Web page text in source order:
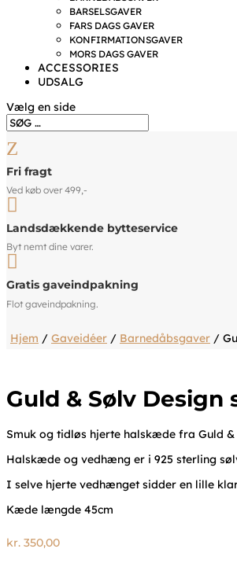
BARSELSGAVER
FARS DAGS GAVER
KONFIRMATIONSGAVER
MORS DAGS GAVER
ACCESSORIES
UDSALG
Vælg en side
Z
Fri fragt
Ved køb over 499,-

Landsdækkende bytteservice
Byt nemt dine varer.

Gratis gaveindpakning
Flot gaveindpakning.
Hjem / Gaveidéer / Barnedåbsgaver /
Guld & Sølv
Smuk og tidløs hjerte halskæde fra Guld &
Halskæde og vedhæng er i 925 sterling
I selve hjerte vedhænget sidder en lille
Kæde længde 45cm
kr. 350,00